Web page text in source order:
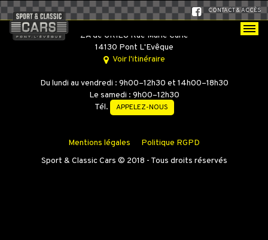
CONTACT & ACCÈS
SPORT & CLASSIC CARS
ZA de GRIEU Rue Marie Curie
14130 Pont L'Evêque
Voir l'itinéraire
Du lundi au vendredi : 9h00–12h30 et 14h00–18h30
Le samedi : 9h00–12h30
Tél.
APPELEZ-NOUS
Mentions légales
Politique RGPD
Sport & Classic Cars © 2018 - Tous droits réservés